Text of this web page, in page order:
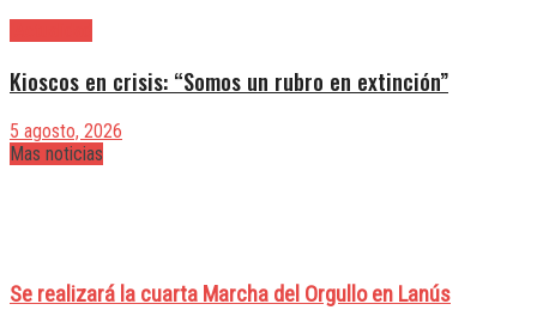
Kioscos en crisis: “Somos un rubro en extinción”
5 agosto, 2026
Mas noticias
Se realizará la cuarta Marcha del Orgullo en Lanús